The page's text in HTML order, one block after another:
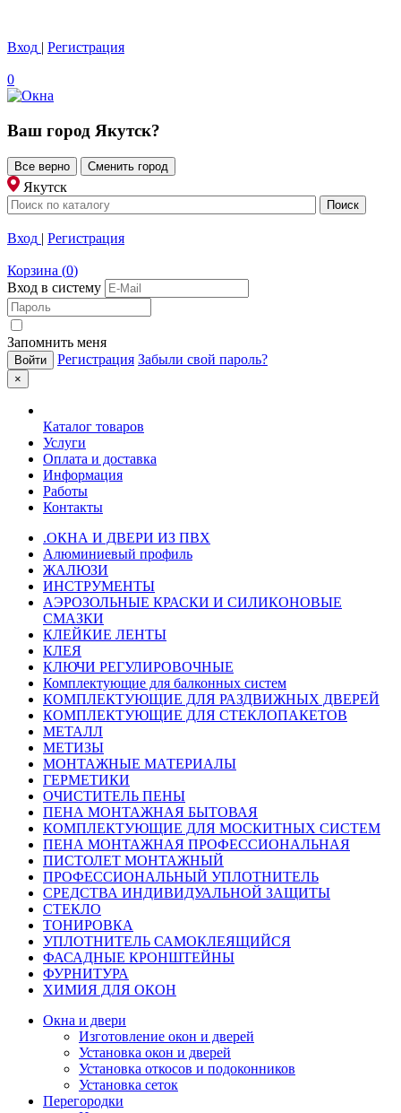
Вход | Регистрация
0
Ваш город Якутск?
Все верно Сменить город
Якутск
Вход | Регистрация
Корзина (0)
Вход в систему
Запомнить меня
Регистрация Забыли свой пароль?
×
Каталог товаров
Услуги
Оплата и доставка
Информация
Работы
Контакты
.ОКНА И ДВЕРИ ИЗ ПВХ
Алюминиевый профиль
ЖАЛЮЗИ
ИНСТРУМЕНТЫ
АЭРОЗОЛЬНЫЕ КРАСКИ И СИЛИКОНОВЫЕ
СМАЗКИ
КЛЕЙКИЕ ЛЕНТЫ
КЛЕЯ
КЛЮЧИ РЕГУЛИРОВОЧНЫЕ
Комплектующие для балконных систем
КОМПЛЕКТУЮЩИЕ ДЛЯ РАЗДВИЖНЫХ ДВЕРЕЙ
КОМПЛЕКТУЮЩИЕ ДЛЯ СТЕКЛОПАКЕТОВ
МЕТАЛЛ
МЕТИЗЫ
МОНТАЖНЫЕ МАТЕРИАЛЫ
ГEPМЕТИКИ
ОЧИСТИТЕЛЬ ПЕНЫ
ПЕНА МОНТАЖНАЯ БЫТОВАЯ
КОМПЛЕКТУЮЩИЕ ДЛЯ МОСКИТНЫХ СИСТЕМ
ПЕНА МОНТАЖНАЯ ПРОФЕССИОНАЛЬНАЯ
ПИСТОЛЕТ МОНТАЖНЫЙ
ПРОФЕССИОНАЛЬНЫЙ УПЛОТНИТЕЛЬ
СРЕДСТВА ИНДИВИДУАЛЬНОЙ ЗАЩИТЫ
СТЕКЛО
ТОНИРОВКА
УПЛОТНИТЕЛЬ САМОКЛЕЯЩИЙСЯ
ФАСАДНЫЕ КРОНШТЕЙНЫ
ФУРНИТУРА
ХИМИЯ ДЛЯ ОКОН
Окна и двери
Изготовление окон и дверей
Установка окон и дверей
Установка откосов и подоконников
Установка сеток
Перегородки